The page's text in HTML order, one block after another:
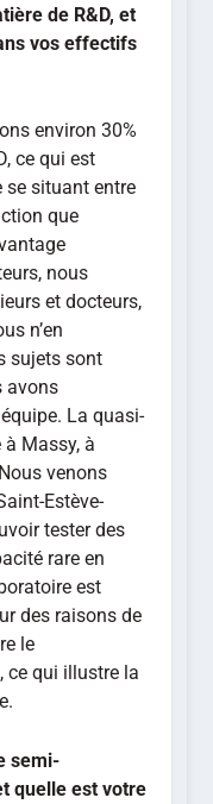
nous
et docteurs,
sujets sont
avons
La quasi-
Massy, à
venons
Estève-
tester des
rare en
est
des raisons de
le
qui illustre la
semi-
quelle est votre
adeptes
(SiC), que nous
pour
et offraient des
s’y